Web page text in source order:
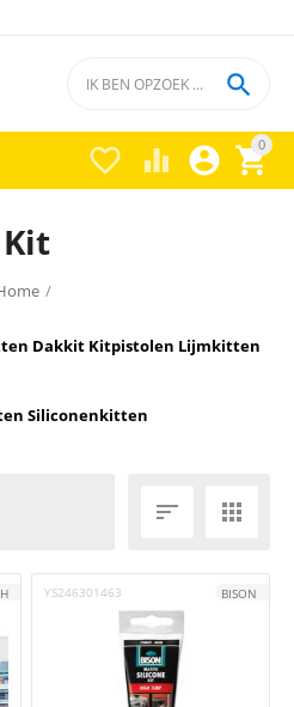
0


 

Kit
/
Dakkit Kitpistolen Lijmkitten
Siliconenkitten
 
YS246301463 BISON